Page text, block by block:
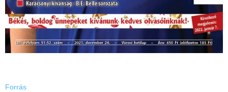
Forrás